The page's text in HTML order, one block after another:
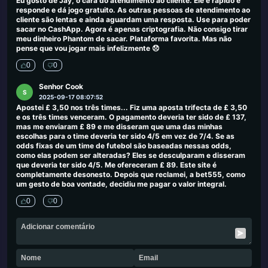
responde e dá jogo gratuito. As outras pessoas de atendimento ao
cliente são lentas e ainda aguardam uma resposta. Use para poder
sacar no CashApp. Agora é apenas criptografia. Não consigo tirar
meu dinheiro Phantom de sacar. Plataforma favorita. Mas não
pense que vou jogar mais infelizmente 😞
0 0
S
Senhor Cook
2025-09-17 08:07:52
Apostei £ 3,50 nos três times... Fiz uma aposta trifecta de £ 3,50
e os três times venceram. O pagamento deveria ter sido de £ 137,
mas me enviaram £ 89 e me disseram que uma das minhas
escolhas para o time deveria ter sido 4/5 em vez de 7/4. Se as
odds fixas de um time de futebol são baseadas nessas odds,
como elas podem ser alteradas? Eles se desculparam e disseram
que deveria ter sido 4/5. Me ofereceram £ 89. Este site é
completamente desonesto. Depois que reclamei, a bet555, como
um gesto de boa vontade, decidiu me pagar o valor integral.
0 0